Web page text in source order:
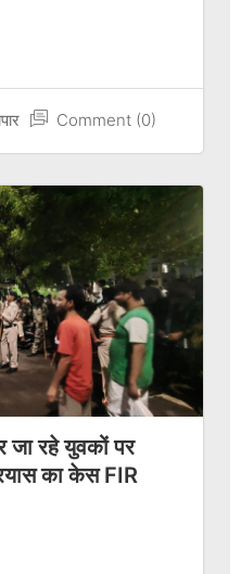
Comment (0)
जा रहे युवकों पर
का केस FIR